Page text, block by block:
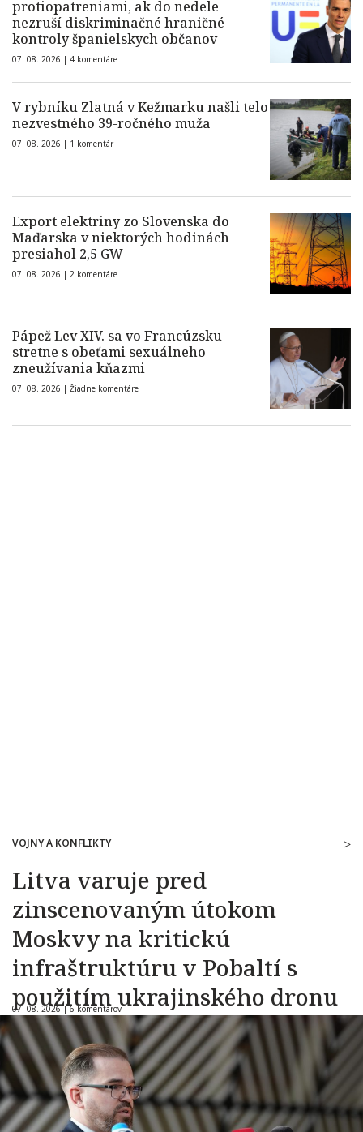
protiopatreniami, ak do nedele
nezruší diskriminačné hraničné
kontroly španielskych občanov
07. 08. 2026 | 4 komentáre
V rybníku Zlatná v Kežmarku našli telo
nezvestného 39-ročného muža
07. 08. 2026 | 1 komentár
Export elektriny zo Slovenska do
Maďarska v niektorých hodinách
presiahol 2,5 GW
07. 08. 2026 | 2 komentáre
Pápež Lev XIV. sa vo Francúzsku
stretne s obeťami sexuálneho
zneužívania kňazmi
07. 08. 2026 | Žiadne komentáre
VOJNY A KONFLIKTY
Litva varuje pred
zinscenovaným útokom
Moskvy na kritickú
infraštruktúru v Pobaltí s
použitím ukrajinského dronu
07. 08. 2026 |6 komentárov